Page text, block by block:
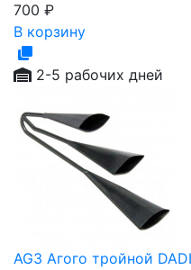
700 ₽
В корзину
2-5 рабочих дней
AG3 Агого тройной DADI